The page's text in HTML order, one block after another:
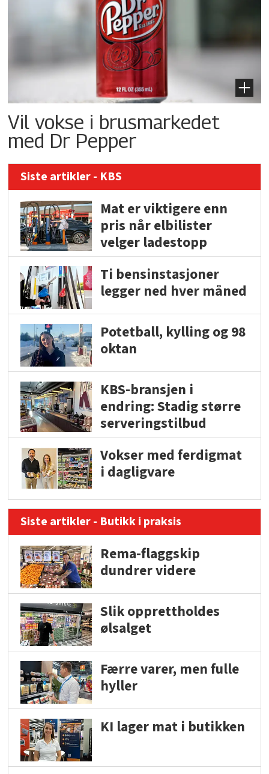
Vil vokse i brusmarkedet
med Dr Pepper
Siste artikler - KBS
Mat er viktigere enn
pris når elbilister
velger ladestopp
Ti bensinstasjoner
legger ned hver måned
Potetball, kylling og 98
oktan
KBS-bransjen i
endring: Stadig større
serveringstilbud
Vokser med ferdigmat
i dagligvare
Siste artikler - Butikk i praksis
Rema-flaggskip
dundrer videre
Slik opprettholdes
ølsalget
Færre varer, men fulle
hyller
KI lager mat i butikken